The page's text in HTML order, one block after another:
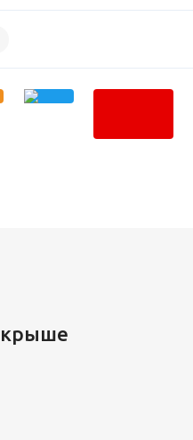
крыше